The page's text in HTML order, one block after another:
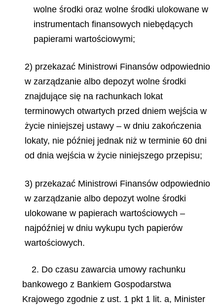
wolne środki oraz wolne środki ulokowane w
instrumentach finansowych niebędących
papierami wartościowymi;
2) przekazać Ministrowi Finansów odpowiednio
w zarządzanie albo depozyt wolne środki
znajdujące się na rachunkach lokat
terminowych otwartych przed dniem wejścia w
życie niniejszej ustawy – w dniu zakończenia
lokaty, nie później jednak niż w terminie 60 dni
od dnia wejścia w życie niniejszego przepisu;
3) przekazać Ministrowi Finansów odpowiednio
w zarządzanie albo depozyt wolne środki
ulokowane w papierach wartościowych –
najpóźniej w dniu wykupu tych papierów
wartościowych.
2. Do czasu zawarcia umowy rachunku
bankowego z Bankiem Gospodarstwa
Krajowego zgodnie z ust. 1 pkt 1 lit. a, Minister